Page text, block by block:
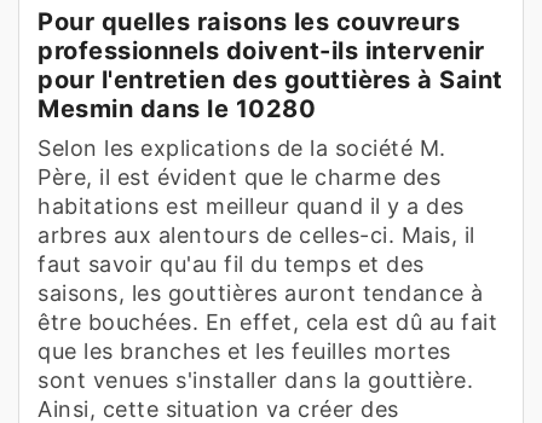
Pour quelles raisons les couvreurs
professionnels doivent-ils intervenir
pour l'entretien des gouttières à Saint
Mesmin dans le 10280
Selon les explications de la société M.
Père, il est évident que le charme des
habitations est meilleur quand il y a des
arbres aux alentours de celles-ci. Mais, il
faut savoir qu'au fil du temps et des
saisons, les gouttières auront tendance à
être bouchées. En effet, cela est dû au fait
que les branches et les feuilles mortes
sont venues s'installer dans la gouttière.
Ainsi, cette situation va créer des